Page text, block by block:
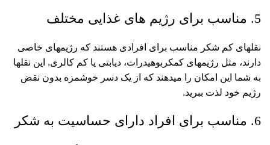
5. مناسب برای رژیم های غذایی مختلف
نقلهای کم شکر مناسب برای افرادی هستند که رژیمهای خاصی
دارند، مثل رژیمهای کمکربوهیدرات، دیابتی یا کم کالری. این نقلها
به شما این امکان را میدهند که از یک دسر خوشمزه بدون نقض
رژیم خود لذت ببرید.
6. مناسب برای افراد دارای حساسیت به شکر